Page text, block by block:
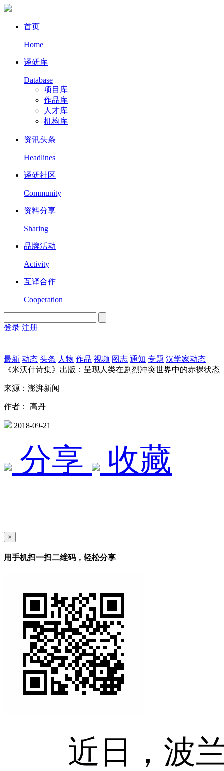
首页
Home
译研库
Database
项目库
作品库
人才库
机构库
资讯头条
Headlines
译研社区
Community
资料分享
Sharing
品牌活动
Activity
互译合作
Cooperation
登录 注册
最新 动态 头条 人物 作品 视频 图志 通知 专题 汉学家动态
《米沃什诗集》出版：呈现人类在剧烈冲突世界中的赤裸状态
来源：澎湃新闻
作者： 高丹
2018-09-21
分享 收藏
×
用手机扫一扫二维码，轻松分享
近日，波兰